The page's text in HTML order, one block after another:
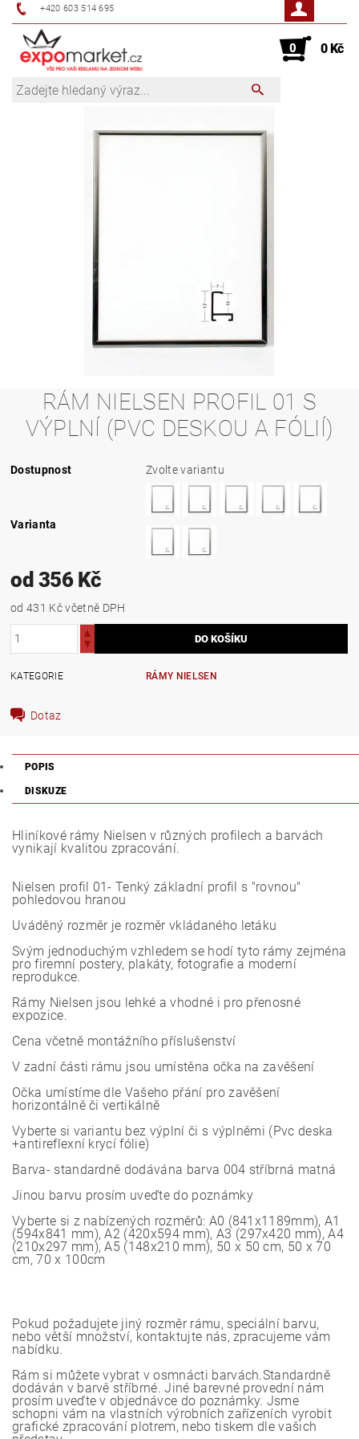
+420 603 514 695
0 0 Kč
RÁM NIELSEN PROFIL 01 S
VÝPLNÍ (PVC DESKOU A FÓLIÍ)
Dostupnost Zvolte variantu
Varianta
od 356 Kč
od 431 Kčvčetně DPH
KATEGORIE RÁMY NIELSEN
Dotaz
POPIS
DISKUZE
Hliníkové rámy Nielsen v různých profilech a barvách
vynikají kvalitou zpracování.
Nielsen profil 01- Tenký základní profil s "rovnou"
pohledovou hranou
Uváděný rozměr je rozměr vkládaného letáku
Svým jednoduchým vzhledem se hodí tyto rámy zejména
pro firemní postery, plakáty, fotografie a moderní
reprodukce.
Rámy Nielsen jsou lehké a vhodné i pro přenosné
expozice.
Cena včetně montážního příslušenství
V zadní části rámu jsou umístěna očka na zavěšení
Očka umístíme dle Vašeho přání pro zavěšení
horizontálně či vertikálně
Vyberte si variantu bez výplní či s výplněmi (Pvc deska
+antireflexní krycí fólie)
Barva- standardně dodávána barva 004 stříbrná matná
Jinou barvu prosím uveďte do poznámky
Vyberte si z nabízených rozměrů: A0 (841x1189mm), A1
(594x841 mm), A2 (420x594 mm), A3 (297x420 mm), A4
(210x297 mm), A5 (148x210 mm), 50 x 50 cm, 50 x 70
cm, 70 x 100cm
Pokud požadujete jiný rozměr rámu, speciální barvu,
nebo větší množství, kontaktujte nás, zpracujeme vám
nabídku.
Rám si můžete vybrat v osmnácti barvách.Standardně
dodáván v barvě stříbrné. Jiné barevné provední nám
prosím uveďte v objednávce do poznámky. Jsme
schopni vám na vlastních výrobních zařízeních vyrobit
grafické zpracování plotrem, nebo tiskem dle vašich